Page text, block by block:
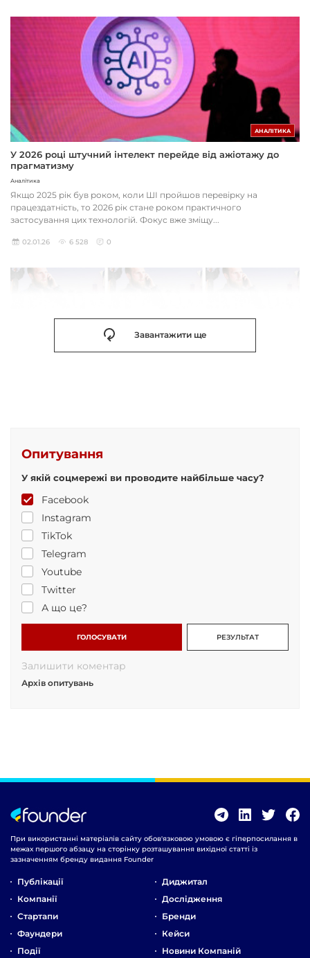
АНАЛІТИКА
У 2026 році штучний інтелект перейде від ажіотажу до
прагматизму
Аналітика
Якщо 2025 рік був роком, коли ШІ пройшов перевірку на
працездатність, то 2026 рік стане роком практичного
застосування цих технологій. Фокус вже зміщу...
02.01.26 6 528 0
Завантажити ще
Опитування
У якій соцмережі ви проводите найбільше часу?
Facebook
Instagram
TikTok
Telegram
Youtube
Twitter
А що це?
ГОЛОСУВАТИ РЕЗУЛЬТАТ
Залишити коментар
Архів опитувань
При використанні матеріалів сайту обов'язковою умовою є гіперпосилання в
межах першого абзацу на сторінку розташування вихідної статті із
зазначенням бренду видання Founder
Публікації
Компанії
Стартапи
Фаундери
Події
Диджитал
Дослідження
Бренди
Кейси
Новини Компаній